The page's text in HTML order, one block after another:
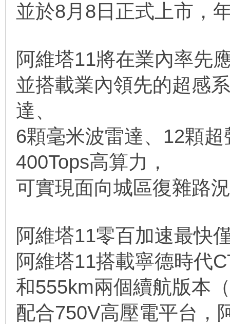
並於8月8日正式上市，
阿維塔11將在業內率先
並搭載業內領先的超感
達、
6顆毫米波雷達、12顆
400Tops高算力，
可實現面向城區復雜路
阿維塔11零百加速最快
阿維塔11搭載寧德時代
和555km兩個續航版本
配合750V高壓電平台，